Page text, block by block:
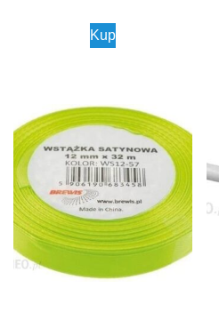
Kup